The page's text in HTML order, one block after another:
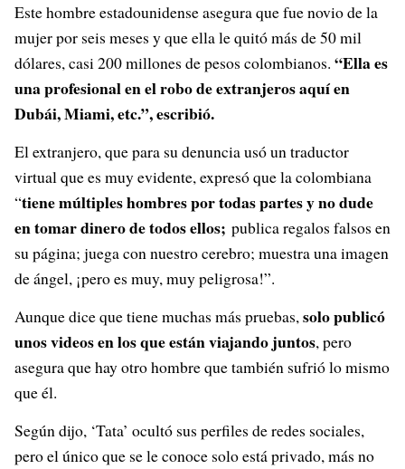
Este hombre estadounidense asegura que fue novio de la
mujer por seis meses y que ella le quitó más de 50 mil
dólares, casi 200 millones de pesos colombianos. “Ella es
una profesional en el robo de extranjeros aquí en
Dubái, Miami, etc.”, escribió.
El extranjero, que para su denuncia usó un traductor
virtual que es muy evidente, expresó que la colombiana
“tiene múltiples hombres por todas partes y no dude
en tomar dinero de todos ellos; publica regalos falsos en
su página; juega con nuestro cerebro; muestra una imagen
de ángel, ¡pero es muy, muy peligrosa!”.
Aunque dice que tiene muchas más pruebas,solo publicó
unos videos en los que están viajando juntos, pero
asegura que hay otro hombre que también sufrió lo mismo
que él.
Según dijo, ‘Tata’ ocultó sus perfiles de redes sociales,
pero el único que se le conoce solo está privado, más no